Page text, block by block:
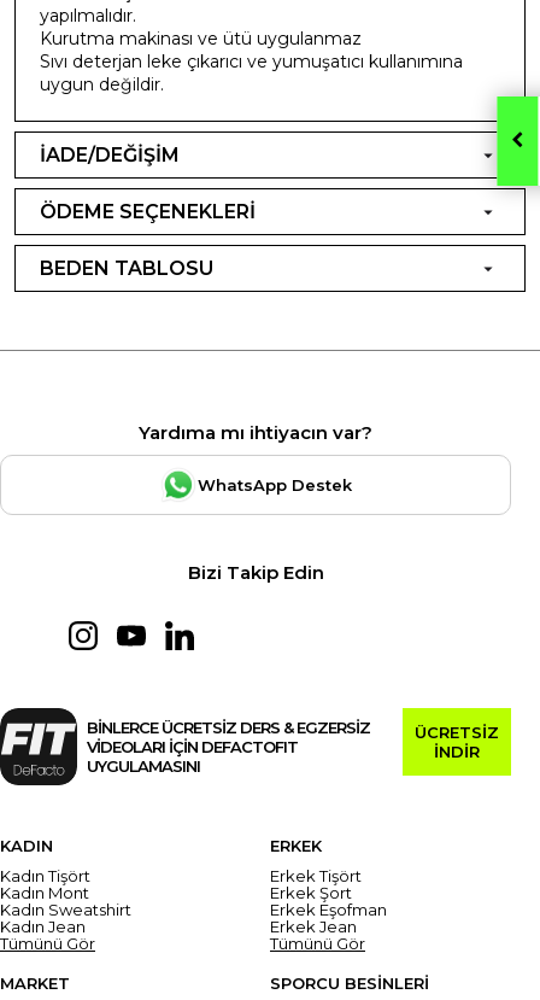
yapılmalıdır.
Kurutma makinası ve ütü uygulanmaz
Sıvı deterjan leke çıkarıcı ve yumuşatıcı kullanımına
uygun değildir.
İADE/DEĞİŞİM
ÖDEME SEÇENEKLERİ
BEDEN TABLOSU
Yardıma mı ihtiyacın var?
WhatsApp Destek
Bizi Takip Edin
BİNLERCE ÜCRETSİZ DERS & EGZERSİZ
VİDEOLARI İÇİN DEFACTOFIT
UYGULAMASINI
ÜCRETSİZ
İNDİR
KADIN
Kadın Tişört
Kadın Mont
Kadın Sweatshirt
Kadın Jean
Tümünü Gör
ERKEK
Erkek Tişört
Erkek Şort
Erkek Eşofman
Erkek Jean
Tümünü Gör
MARKET
SPORCU BESİNLERİ